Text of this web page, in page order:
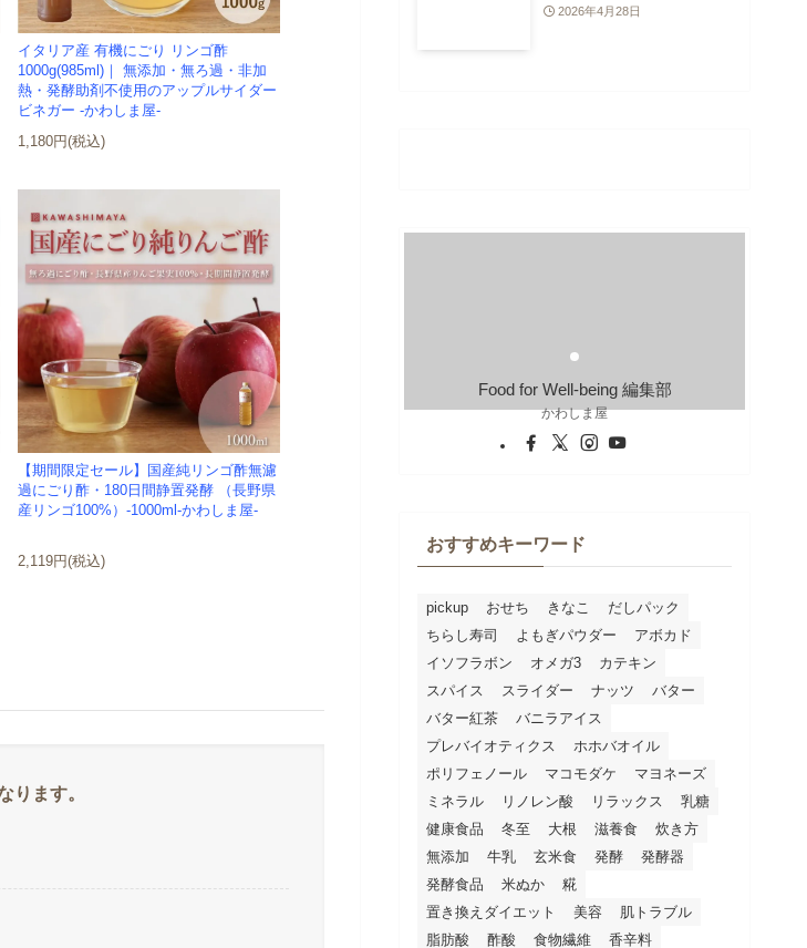
イタリア産 有機にごり リンゴ酢
1000g(985ml)｜ 無添加・無ろ過・非加
熱・発酵助剤不使用のアップルサイダー
ビネガー -かわしま屋-
1,180円(税込)
【期間限定セール】国産純リンゴ酢無濾
過にごり酢・180日間静置発酵 （長野県
産リンゴ100%）-1000ml-かわしま屋-
2,119円(税込)
2026年4月28日
Food for Well-being 編集部
かわしま屋
おすすめキーワード
pickup おせち きなこ
だしパック
ちらし寿司
よもぎパウダー
アボカド
イソフラボン
オメガ3
カテキン
スパイス
スライダー ナッツ
バター
バター紅茶
バニラアイス
プレバイオティクス
ホホバオイル
ポリフェノール
マコモダケ
マヨネーズ
ミネラル
リノレン酸 リラックス
乳糖
健康食品
冬至 大根 滋養食
炊き方
無添加
牛乳 玄米食 発酵
発酵器
発酵食品
米ぬか
糀
置き換えダイエット
美容
肌トラブル
脂肪酸
酢酸 食物繊維 香辛料